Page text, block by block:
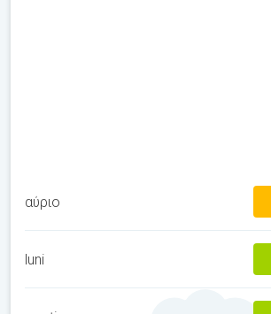
αύριο
luni